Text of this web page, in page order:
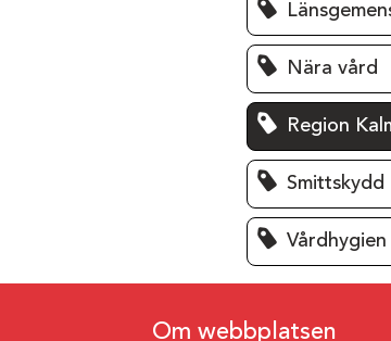
Nära vård
Region
Smittskydd
Vårdhygien
Om webbplatsen